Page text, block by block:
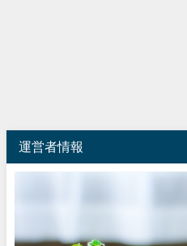
運営者情報